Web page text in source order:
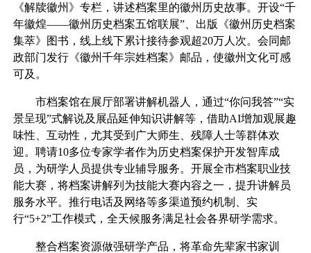
《解牍徽州》专栏，讲述档案里的徽州历史故事。开设“千
年徽煌——徽州历史档案五馆联展”、出版《徽州历史档案
集萃》图书，线上线下累计接待参观超20万人次。会同邮
政部门发行《徽州千年宗姓档案》邮品，使徽州文化可感
可及。
市档案馆在展厅部署讲解机器人，通过“你问我答”“实
景呈现”式解说及展品延伸知识讲解等，借助AI增加观展趣
味性、互动性，尤其受到广大师生、残障人士等群体欢
迎。聘请10多位专家学者作为历史档案保护开发智库成
员，为研学人员提供专业辅导服务。开展全市档案职业技
能大赛，将档案讲解列为技能大赛内容之一，提升讲解员
服务水平。推行电话及网络等多渠道预约机制、实
行“5+2”工作模式，全天候服务满足社会各界研学需求。
整合档案资源做强研学产品，将革命先辈家书家训